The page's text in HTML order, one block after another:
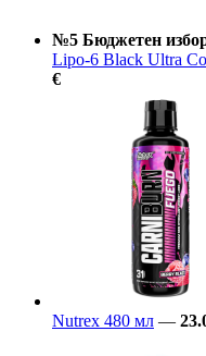
№5 Бюджетен
Lipo-6 Black Ultra
€
Nutrex 480 мл —